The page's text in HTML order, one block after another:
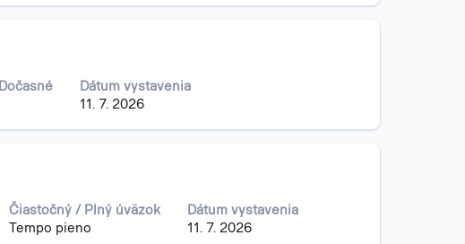
Dátum vystavenia
11. 7. 2026
Čiastočný / Plný úväzok
Tempo pieno
Dátum vystavenia
11. 7. 2026